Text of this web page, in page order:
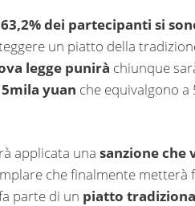
dei partecipanti si
un piatto della
legge punirà chiunque
5mila yuan che equivalgono
applicata una sanzione che
che finalmente metterà
parte di un piatto